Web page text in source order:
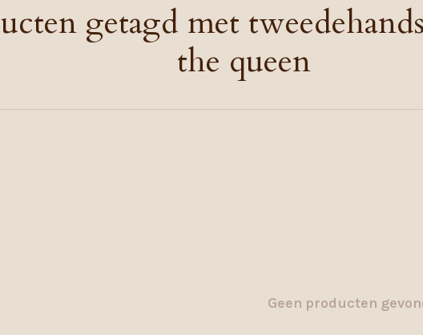
getagd met
the queen
Geen producten